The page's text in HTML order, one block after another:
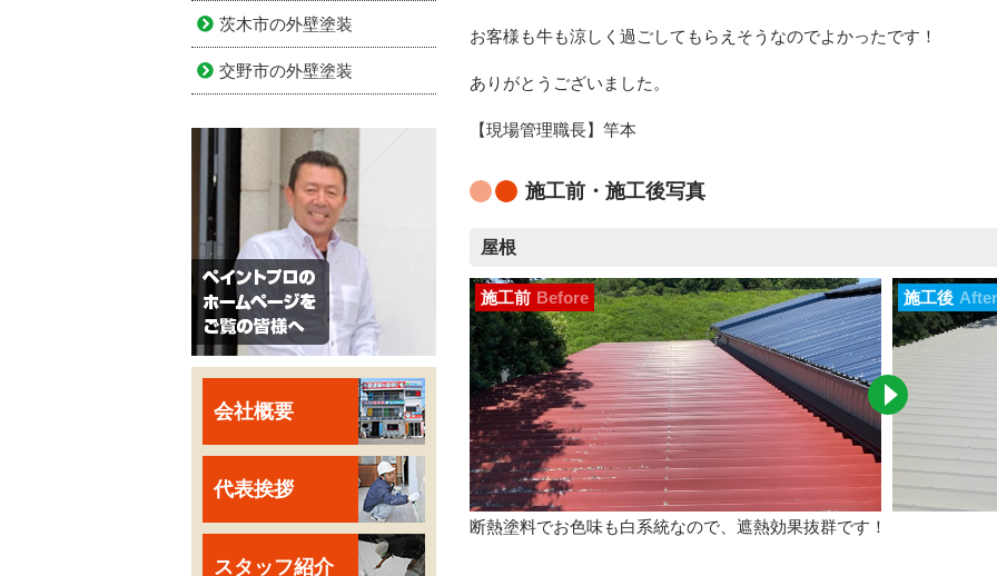
お客様も牛も涼しく過ごしてもらえそうなのでよかったです！
ありがとうございました。
【現場管理職長】竿本
施工前・施工後写真
屋根
施工前 Before 施工後 After
断熱塗料でお色味も白系統なので、遮熱効果抜群です！
茨木市の外壁塗装
交野市の外壁塗装
会社概要
代表挨拶
スタッフ紹介